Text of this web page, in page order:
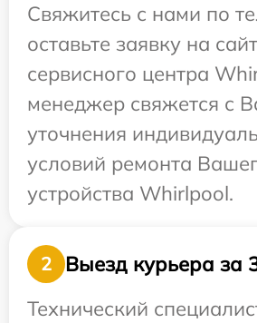
Свяжитесь с нами по
оставьте заявку на
сервисного центра
менеджер свяжется с
уточнения
условий ремонта
устройства Whirlpool.
2
Выезд курьера за
Технический